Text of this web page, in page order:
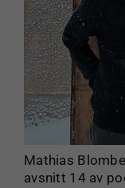
Mathias
avsnitt 14 av